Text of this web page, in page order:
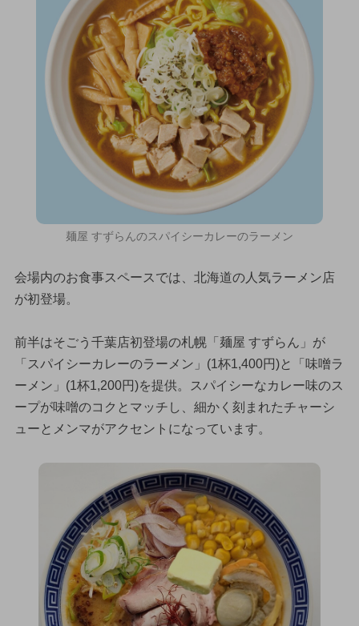
麺屋 すずらんのスパイシーカレーのラーメン
会場内のお食事スペースでは、北海道の人気ラーメン店
が初登場。
前半はそごう千葉店初登場の札幌「麺屋 すずらん」が
「スパイシーカレーのラーメン」(1杯1,400円)と「味噌ラ
ーメン」(1杯1,200円)を提供。スパイシーなカレー味のス
ープが味噌のコクとマッチし、細かく刻まれたチャーシ
ューとメンマがアクセントになっています。